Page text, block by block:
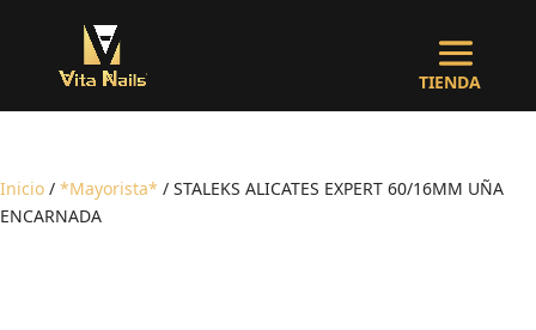
Inicio / *Mayorista* / STALEKS ALICATES EXPERT 60/16MM UÑA
ENCARNADA